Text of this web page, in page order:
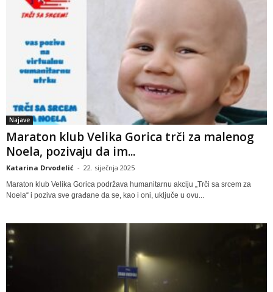
Najave
Maraton klub Velika Gorica trči za malenog
Noela, pozivaju da im...
Katarina Drvodelić - 22. siječnja 2025
Maraton klub Velika Gorica podržava humanitarnu akciju „Trči sa srcem za
Noela“ i poziva sve građane da se, kao i oni, uključe u ovu...